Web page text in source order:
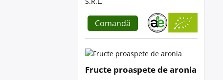
Comandă
Fructe proaspete de aronia